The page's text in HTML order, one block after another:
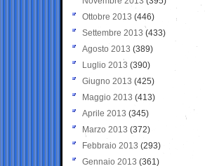
Ottobre 2013 (446)
Settembre 2013 (433)
Agosto 2013 (389)
Luglio 2013 (390)
Giugno 2013 (425)
Maggio 2013 (413)
Aprile 2013 (345)
Marzo 2013 (372)
Febbraio 2013 (293)
Gennaio 2013 (361)